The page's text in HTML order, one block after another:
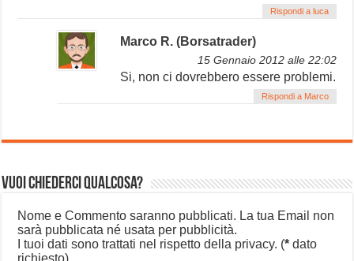
Rispondi a luca
Marco R. (Borsatrader)
15 Gennaio 2012 alle 22:02
Si, non ci dovrebbero essere problemi.
Rispondi a Marco
Vuoi chiederci qualcosa?
Nome e Commento saranno pubblicati. La tua Email non
sarà pubblicata né usata per pubblicità.
I tuoi dati sono trattati nel rispetto della privacy. (* dato
richiesto)